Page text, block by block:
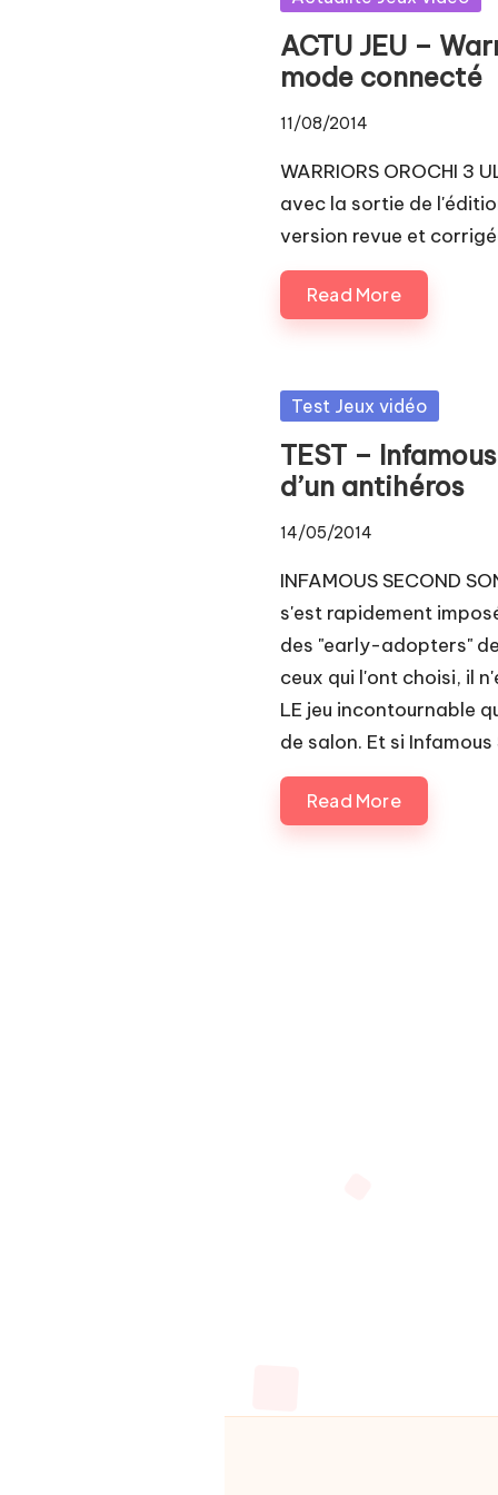
ACTU JEU –
mode connecté
11/08/2014
WARRIORS OROCHI 3
avec la sortie de
version revue et
Read More
Posted
Test Jeux vidéo
TEST –
d’un antihéros
14/05/2014
INFAMOUS SECOND
s'est rapidement
des "early-adopters"
ceux qui l'ont choisi, il
LE jeu incontournable
de salon. Et si
Read More